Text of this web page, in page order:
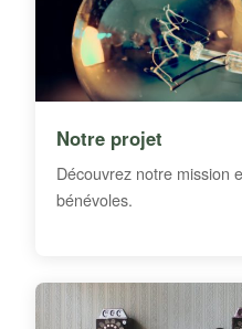
Notre projet
Découvrez notre mission
bénévoles.